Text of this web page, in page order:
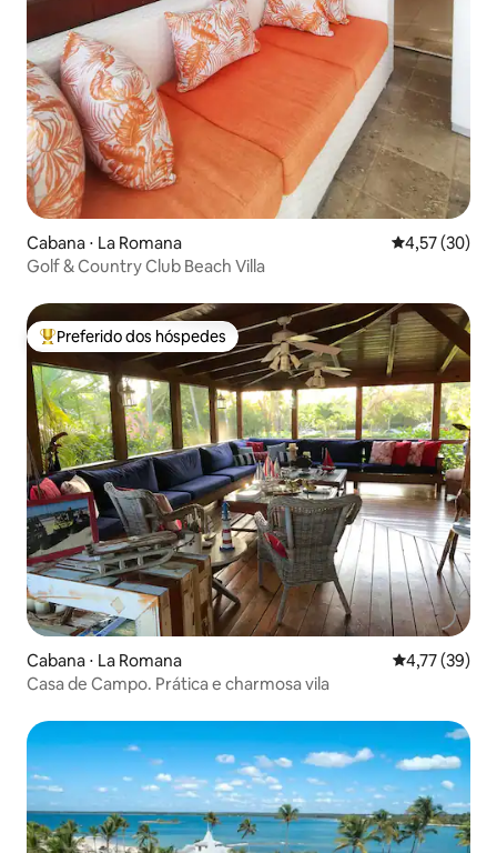
Cabana ⋅ La Romana 4,57 de uma
4,57 (30)
Golf & Country Club Beach Villa
Entre os melhores preferidos dos hóspedes
Preferido dos hóspedes
Cabana ⋅ La Romana 4,77 de uma
4,77 (39)
Casa de Campo. Prática e charmosa vila